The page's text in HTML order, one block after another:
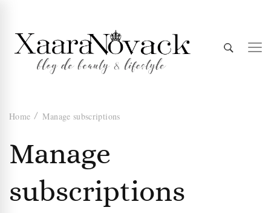
Xaara
Novack
Home Manage subscriptions
Manage
subscriptions